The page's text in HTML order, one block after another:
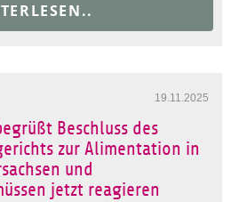
19.11.2025
Beschluss des
zur Alimentation in
und
jetzt reagieren